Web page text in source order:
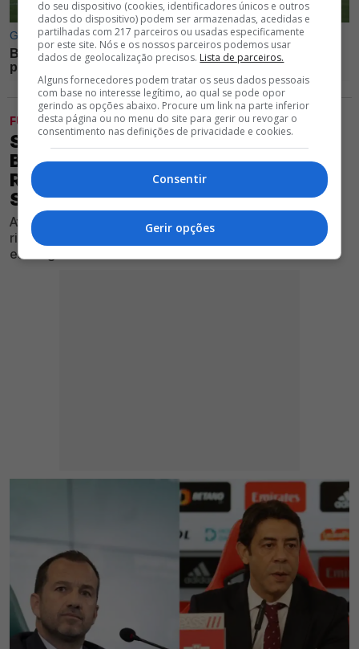
FUTEBOL
SPORTING TROCA VOLTAS AO
BENFICA E PODE CONTRATAR
REFORÇO DESEJADO POR MARCO
SILVA
Atleta desejado pelo Clube encarnado pode rumar ao
rival verde e branco, após transferência para o
estrangeiro ter falhado
do seu dispositivo (cookies, identificadores únicos e outros
dados do dispositivo) podem ser armazenadas, acedidas e
partilhadas com 217 parceiros ou usadas especificamente
por este site. Nós e os nossos parceiros podemos usar
dados de geolocalização precisos. Lista de parceiros.
Alguns fornecedores podem tratar os seus dados pessoais
com base no interesse legítimo, ao qual se pode opor
gerindo as opções abaixo. Procure um link na parte inferior
desta página ou no menu do site para gerir ou revogar o
consentimento nas definições de privacidade e cookies.
Consentir
Gerir opções